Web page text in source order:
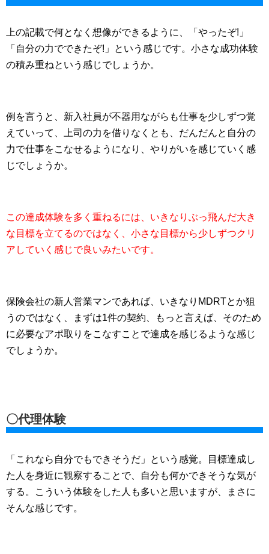
上の記載で何となく想像ができるように、「やったぞ!」
「自分の力でできたぞ!」という感じです。小さな成功体験
の積み重ねという感じでしょうか。
例を言うと、新入社員が不器用ながらも仕事を少しずつ覚
えていって、上司の力を借りなくとも、だんだんと自分の
力で仕事をこなせるようになり、やりがいを感じていく感
じでしょうか。
この達成体験を多く重ねるには、いきなりぶっ飛んだ大き
な目標を立てるのではなく、小さな目標から少しずつクリ
アしていく感じで良いみたいです。
保険会社の新人営業マンであれば、いきなりMDRTとか狙
うのではなく、まずは1件の契約、もっと言えば、そのため
に必要なアポ取りをこなすことで達成を感じるような感じ
でしょうか。
〇代理体験
「これなら自分でもできそうだ」という感覚。目標達成し
た人を身近に観察することで、自分も何かできそうな気が
する。こういう体験をした人も多いと思いますが、まさに
そんな感じです。